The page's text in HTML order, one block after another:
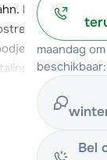
maandag
beschikbaar:
Bel
De skibus
ligt
kunt halen.
het ontbijt
nabije
hebben toch